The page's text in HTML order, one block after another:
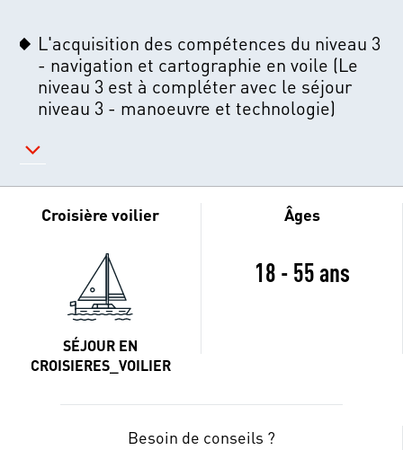
L'acquisition des compétences du niveau 3
- navigation et cartographie en voile (Le
niveau 3 est à compléter avec le séjour
niveau 3 - manoeuvre et technologie)
Croisière voilier
SÉJOUR EN
CROISIERES_VOILIER
Âges
18 - 55 ans
Besoin de conseils ?